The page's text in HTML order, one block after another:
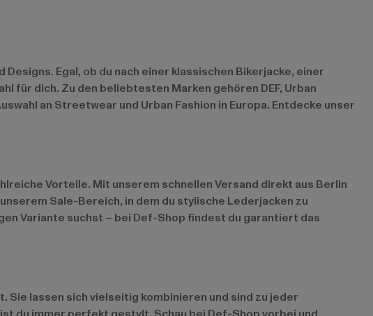
Egal, ob du nach einer klassischen Bikerjacke, einer
für dich. Zu den beliebtesten Marken gehören DEF, Urban
an Streetwear und Urban Fashion in Europa. Entdecke unser
Vorteile. Mit unserem schnellen Versand direkt aus Berlin
Sale-Bereich, in dem du stylische Lederjacken zu
Variante suchst – bei Def-Shop findest du garantiert das
lassen sich vielseitig kombinieren und sind zu jeder